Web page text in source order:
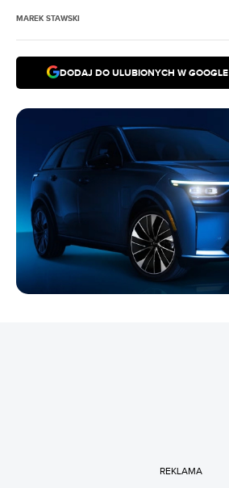
MAREK STAWSKI
DODAJ DO ULUBIONYCH W GOOGLE
REKLAMA